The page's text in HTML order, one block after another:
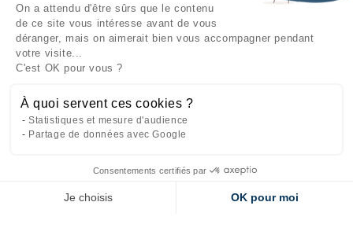
INFORMATIONS
NOTRE SOCIÉTÉ
NOS PRODUITS
CATÉGORIES
Site réalisé par l'agence web Makeo
On a attendu d'être sûrs que le contenu
de ce site vous intéresse avant de vous
déranger, mais on aimerait bien vous accompagner pendant
votre visite...
C'est OK pour vous ?
À quoi servent ces cookies ?
Statistiques et mesure d'audience
Partage de données avec Google
Consentements certifiés par
Je choisis
OK pour moi